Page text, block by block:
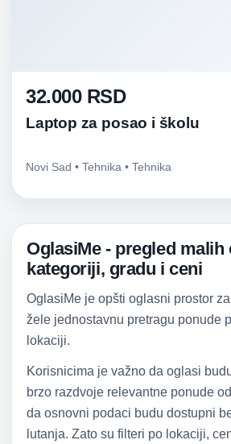
32.000 RSD
Laptop za posao i školu
Novi Sad • Tehnika • Tehnika
OglasiMe - pregled malih
kategoriji, gradu i ceni
OglasiMe je opšti oglasni prostor
žele jednostavnu pretragu ponude
lokaciji.
Korisnicima je važno da oglasi
brzo razdvoje relevantne ponude
da osnovni podaci budu dostupni
lutanja. Zato su filteri po lokaciji,